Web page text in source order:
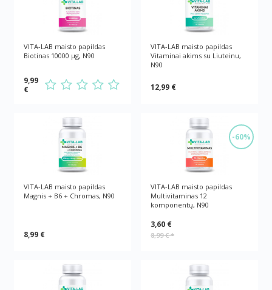
VITA-LAB maisto papildas
Biotinas 10000 µg, N90
9,99
€
VITA-LAB maisto papildas
Vitaminai akims su Liuteinu,
N90
12,99 €
VITA-LAB maisto papildas
Magnis + B6 + Chromas, N90
8,99 €
-60%
VITA-LAB maisto papildas
Multivitaminas 12
komponentų, N90
3,60 €
8,99 €*